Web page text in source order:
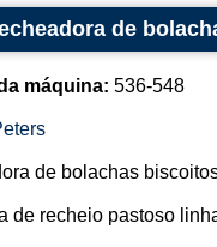
de
máquina: 536-548
de bolachas
de recheio pastoso